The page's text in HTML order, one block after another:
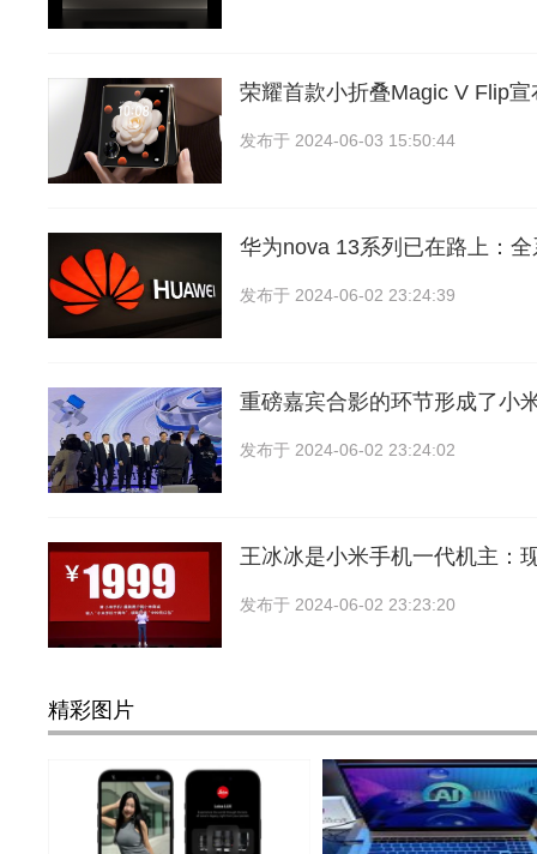
荣耀首款小折叠Magic V Flip
发布于 2024-06-03 15:50:44
华为nova 13系列已在路上：
发布于 2024-06-02 23:24:39
重磅嘉宾合影的环节形成了小
发布于 2024-06-02 23:24:02
王冰冰是小米手机一代机主：
发布于 2024-06-02 23:23:20
精彩图片